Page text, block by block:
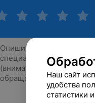
Наш сайт
удобства
статистики